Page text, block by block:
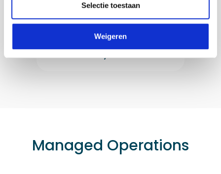
Selectie toestaan
Weigeren
Powered
Managed Operations